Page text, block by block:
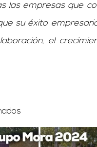
las empresas que
su éxito
el